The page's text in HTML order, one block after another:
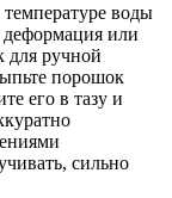
воды
или
для ручной
порошок
его в тазу и
сильно